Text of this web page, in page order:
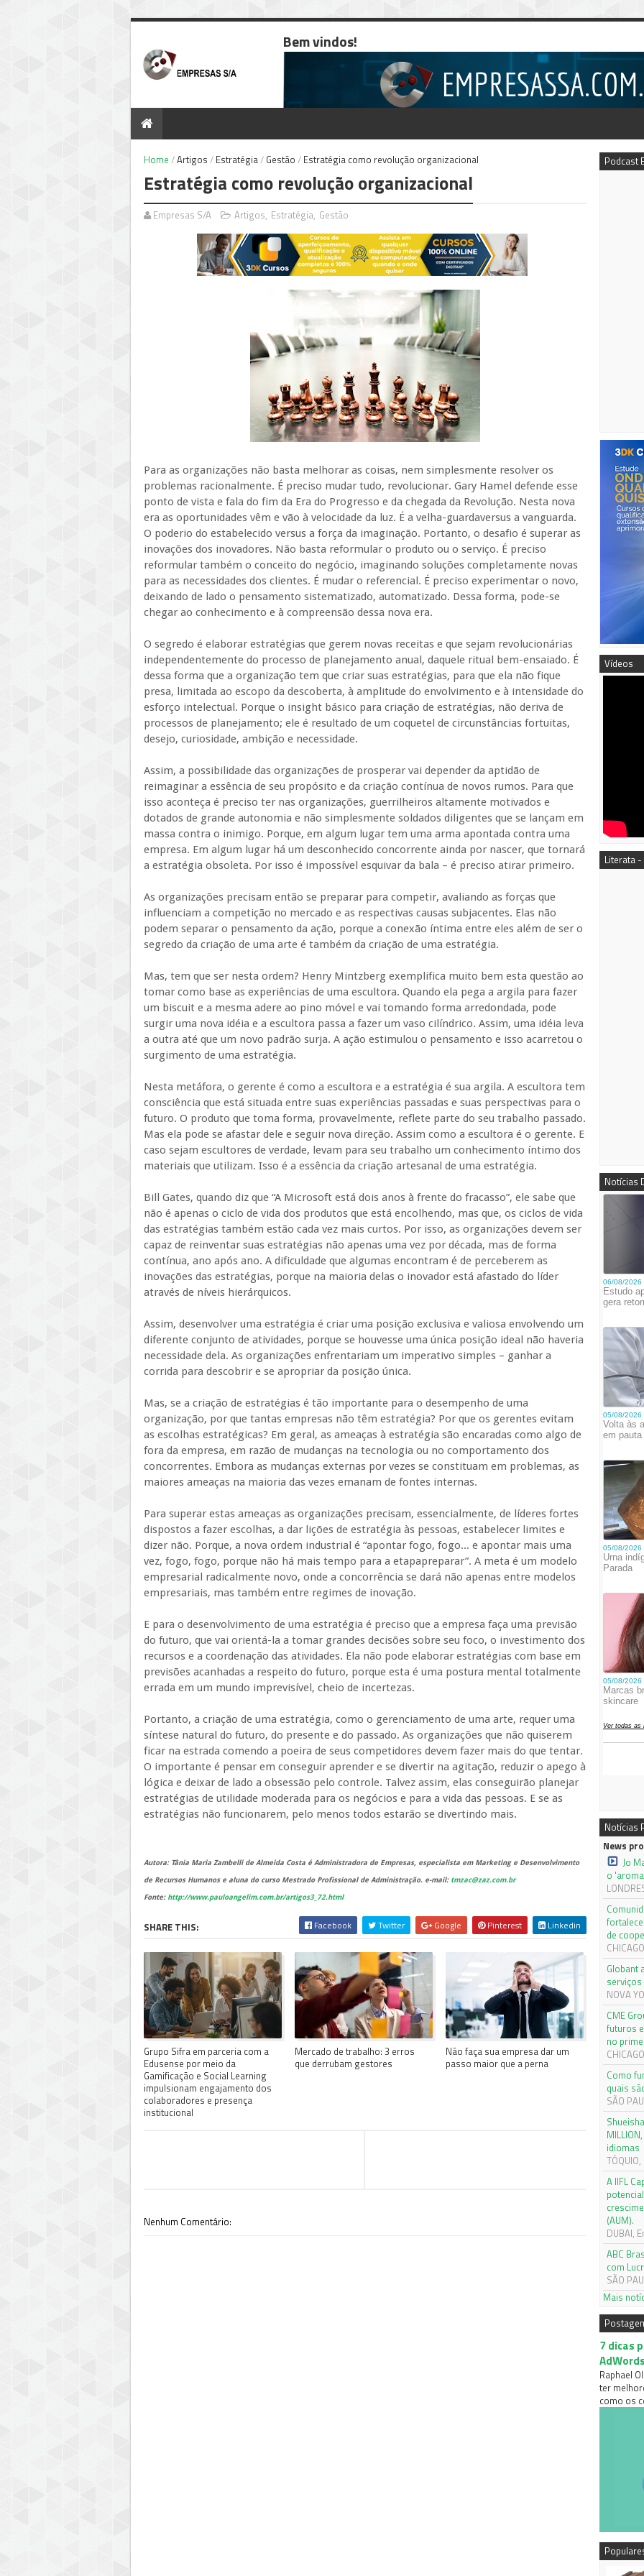
Bem vindos!
Home /Artigos / Estratégia/ Gestão / Estratégia como revolução organizacional
Estratégia como revolução organizacional
Empresas S/A Artigos, Estratégia, Gestão
Para as organizações não basta melhorar as coisas, nem simplesmente resolver os
problemas racionalmente. É preciso mudar tudo, revolucionar. Gary Hamel defende esse
ponto de vista e fala do fim da Era do Progresso e da chegada da Revolução. Nesta nova
era as oportunidades vêm e vão à velocidade da luz. É a velha-guardaversus a vanguarda.
O poderio do estabelecido versus a força da imaginação. Portanto, o desafio é superar as
inovações dos inovadores. Não basta reformular o produto ou o serviço. É preciso
reformular também o conceito do negócio, imaginando soluções completamente novas
para as necessidades dos clientes. É mudar o referencial. É preciso experimentar o novo,
deixando de lado o pensamento sistematizado, automatizado. Dessa forma, pode-se
chegar ao conhecimento e à compreensão dessa nova era.
O segredo é elaborar estratégias que gerem novas receitas e que sejam revolucionárias
independentemente do processo de planejamento anual, daquele ritual bem-ensaiado. É
dessa forma que a organização tem que criar suas estratégias, para que ela não fique
presa, limitada ao escopo da descoberta, à amplitude do envolvimento e à intensidade do
esforço intelectual. Porque o insight básico para criação de estratégias, não deriva de
processos de planejamento; ele é resultado de um coquetel de circunstâncias fortuitas,
desejo, curiosidade, ambição e necessidade.
Assim, a possibilidade das organizações de prosperar vai depender da aptidão de
reimaginar a essência de seu propósito e da criação contínua de novos rumos. Para que
isso aconteça é preciso ter nas organizações, guerrilheiros altamente motivados e
dotados de grande autonomia e não simplesmente soldados diligentes que se lançam em
massa contra o inimigo. Porque, em algum lugar tem uma arma apontada contra uma
empresa. Em algum lugar há um desconhecido concorrente ainda por nascer, que tornará
a estratégia obsoleta. Por isso é impossível esquivar da bala – é preciso atirar primeiro.
As organizações precisam então se preparar para competir, avaliando as forças que
influenciam a competição no mercado e as respectivas causas subjacentes. Elas não
podem separar o pensamento da ação, porque a conexão íntima entre eles além de ser o
segredo da criação de uma arte é também da criação de uma estratégia.
Mas, tem que ser nesta ordem? Henry Mintzberg exemplifica muito bem esta questão ao
tomar como base as experiências de uma escultora. Quando ela pega a argila para fazer
um biscuit e a mesma adere ao pino móvel e vai tomando forma arredondada, pode
surgir uma nova idéia e a escultora passa a fazer um vaso cilíndrico. Assim, uma idéia leva
a outra até que um novo padrão surja. A ação estimulou o pensamento e isso acarretou o
surgimento de uma estratégia.
Nesta metáfora, o gerente é como a escultora e a estratégia é sua argila. A escultora tem
consciência que está situada entre suas experiências passadas e suas perspectivas para o
futuro. O produto que toma forma, provavelmente, reflete parte do seu trabalho passado.
Mas ela pode se afastar dele e seguir nova direção. Assim como a escultora é o gerente. E
caso sejam escultores de verdade, levam para seu trabalho um conhecimento íntimo dos
materiais que utilizam. Isso é a essência da criação artesanal de uma estratégia.
Bill Gates, quando diz que “A Microsoft está dois anos à frente do fracasso”, ele sabe que
não é apenas o ciclo de vida dos produtos que está encolhendo, mas que, os ciclos de vida
das estratégias também estão cada vez mais curtos. Por isso, as organizações devem ser
capaz de reinventar suas estratégias não apenas uma vez por década, mas de forma
contínua, ano após ano. A dificuldade que algumas encontram é de perceberem as
inovações das estratégias, porque na maioria delas o inovador está afastado do líder
através de níveis hierárquicos.
Assim, desenvolver uma estratégia é criar uma posição exclusiva e valiosa envolvendo um
diferente conjunto de atividades, porque se houvesse uma única posição ideal não haveria
necessidade dela. As organizações enfrentariam um imperativo simples – ganhar a
corrida para descobrir e se apropriar da posição única.
Mas, se a criação de estratégias é tão importante para o desempenho de uma
organização, por que tantas empresas não têm estratégia? Por que os gerentes evitam
as escolhas estratégicas? Em geral, as ameaças à estratégia são encaradas como algo de
fora da empresa, em razão de mudanças na tecnologia ou no comportamento dos
concorrentes. Embora as mudanças externas por vezes se constituam em problemas, as
maiores ameaças na maioria das vezes emanam de fontes internas.
Para superar estas ameaças as organizações precisam, essencialmente, de líderes fortes
dispostos a fazer escolhas, a dar lições de estratégia às pessoas, estabelecer limites e
dizer não. Porque, a nova ordem industrial é “apontar fogo, fogo... e apontar mais uma
vez, fogo, fogo, porque não há mais tempo para a etapapreparar”. A meta é um modelo
empresarial radicalmente novo, onde a concorrência se dará não apenas entre modelos
empresariais, mas também entre regimes de inovação.
E para o desenvolvimento de uma estratégia é preciso que a empresa faça uma previsão
do futuro, que vai orientá-la a tomar grandes decisões sobre seu foco, o investimento dos
recursos e a coordenação das atividades. Ela não pode elaborar estratégias com base em
previsões acanhadas a respeito do futuro, porque esta é uma postura mental totalmente
errada em um mundo imprevisível, cheio de incertezas.
Portanto, a criação de uma estratégia, como o gerenciamento de uma arte, requer uma
síntese natural do futuro, do presente e do passado. As organizações que não quiserem
ficar na estrada comendo a poeira de seus competidores devem fazer mais do que tentar.
O importante é pensar em conseguir aprender e se divertir na agitação, reduzir o apego à
lógica e deixar de lado a obsessão pelo controle. Talvez assim, elas conseguirão planejar
estratégias de utilidade moderada para os negócios e para a vida das pessoas. E se as
estratégias não funcionarem, pelo menos todos estarão se divertindo mais.
Autora: Tânia Maria Zambelli de Almeida Costa é Administradora de Empresas, especialista em Marketing e Desenvolvimento
de Recursos Humanos e aluna do curso Mestrado Profissional de Administração. e-mail: tmzac@zaz.com.br
Fonte: http://www.pauloangelim.com.br/artigos3_72.html
SHARE THIS: Facebook Twitter Google Pinterest Linkedin
Grupo Sifra em parceria com a
Edusense por meio da
Gamificação e Social Learning
impulsionam engajamento dos
colaboradores e presença
institucional
Mercado de trabalho: 3 erros
que derrubam gestores
Não faça sua empresa dar um
passo maior que a perna
Nenhum Comentário:
Podcast
Vídeos
Literata
Notícias
Notícias
News
Jo
o
de
Globant
serviços
NOVA
CME
futuros
no
Como
quais
SÃO
idiomas
A IIFL
(AUM).
DUBAI,
ABC
com
SÃO
Mais
7 dicas
Raphael
ter
como os